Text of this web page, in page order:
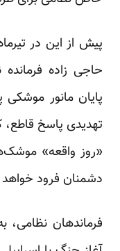
حاجی زاده
تهدیدی پاسخ قاطع،
«روز واقعه»
دشمنان فرود خواهد
فرماندهان نظامی،